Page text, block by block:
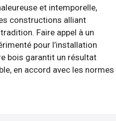
et intemporelle,
constructions alliant
Faire appel à un
pour l’installation
bois garantit un résultat
en accord avec les normes